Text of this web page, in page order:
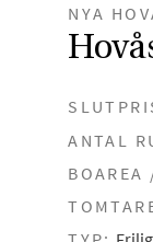
NYA
ANTAL
BOAREA